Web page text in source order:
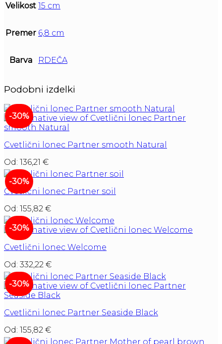
Velikost 15 cm
Premer 6,8 cm
Barva RDEČA
Podobni izdelki
-30%
Cvetlični lonec Partner smooth Natural
Od: 136,21 €
-30%
Cvetlični lonec Partner soil
Od: 155,82 €
-30%
Cvetlični lonec Welcome
Od: 332,22 €
-30%
Cvetlični lonec Partner Seaside Black
Od: 155,82 €